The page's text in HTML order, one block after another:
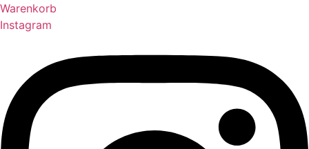
Warenkorb
Instagram